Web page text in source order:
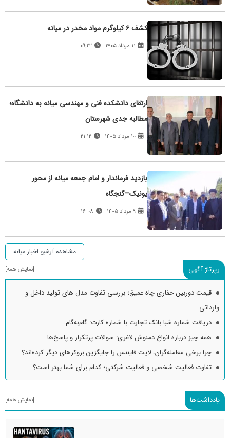
کشف ۶ کیلوگرم مواد مخدر در میانه
۰۹:۲۲
ارتقای دانشکده فنی و مهندسی میانه به دانشگاه؛
مطالبه جدی شهرستان
۱۰ مرداد ۱۴۰۵ ۲۱:۱۲
بازدید فرماندار و امام جمعه میانه از محور
یونیک–گنجگاه
۹ مرداد ۱۴۰۵
مشاهده آرشیو اخبار میانه
رپرتاژ آگهی [نمایش همه]
قیمت دوربین حفاری چاه عمیق؛ بررسی تفاوت مدل های تولید داخل و
وارداتی
دریافت شماره شبا بانک تجارت با شماره کارت: گام‌به‌گام
همه چیز درباره انواع دمنوش لاغری: سوالات پرتکرار و پاسخ‌ها
چرا برخی معامله‌گران، لایت فایننس را جایگزین بروکرهای دیگر کرده‌اند؟
تفاوت فعالیت شخصی و فعالیت شرکتی؛ کدام برای شما بهتر است؟
یادداشت‌ها [نمایش همه]